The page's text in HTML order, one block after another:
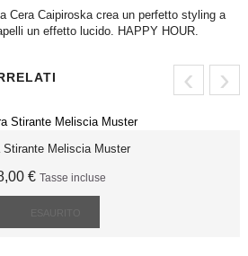
Cera Caipiroska crea un perfetto styling a
un effetto lucido. HAPPY HOUR.
‹ ›
Stirante Meliscia Muster
€ Tasse incluse